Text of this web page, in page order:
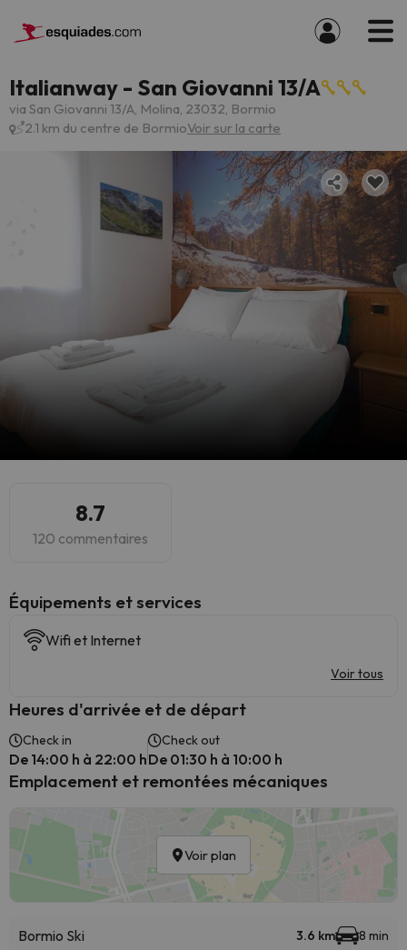
Italianway - San Giovanni 13/A
via San Giovanni 13/A, Molina, 23032, Bormio
2.1 km du centre de BormioVoir sur la carte
8.7
120 commentaires
​Équipements et services
Wifi et Internet
Voir tous
Heures d'arrivée et de départ
Check in
De 14:00 h à 22:00 h
Check out
De 01:30 h à 10:00 h
Emplacement et remontées mécaniques
Voir plan
Bormio Ski 3.6 km 8 min